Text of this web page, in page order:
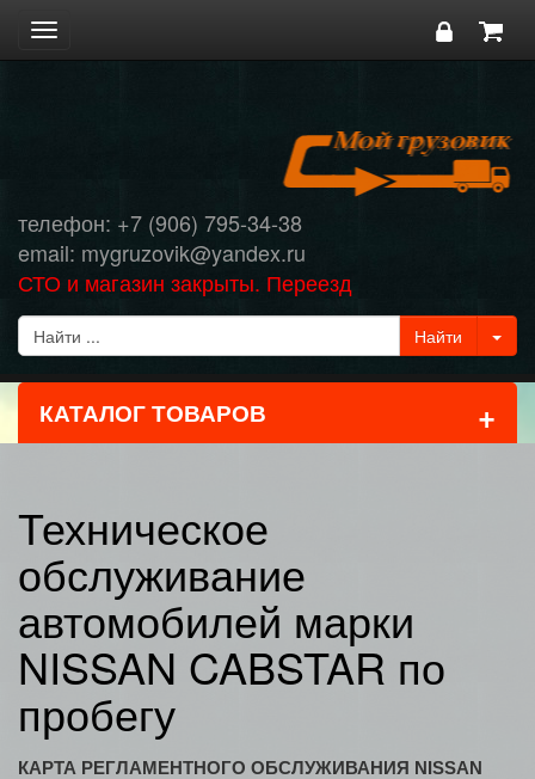
Toggle
navigation
телефон: +7 (906) 795-34-38
email: mygruzovik@yandex.ru
СТО и магазин закрыты. Переезд
КАТАЛОГ ТОВАРОВ +
Техническое
обслуживание
автомобилей марки
NISSAN CABSTAR по
пробегу
КАРТА РЕГЛАМЕНТНОГО ОБСЛУЖИВАНИЯ NISSAN